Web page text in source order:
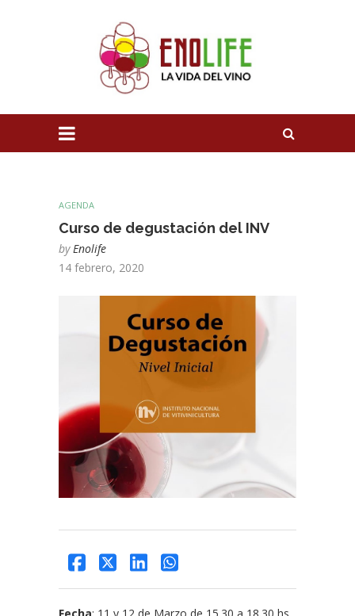
AGENDA
Curso de degustación del INV
by Enolife
14 febrero, 2020